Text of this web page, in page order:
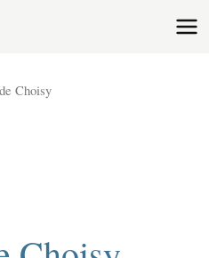
Choisy